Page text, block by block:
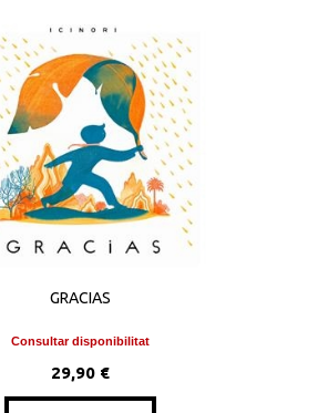
GRACIAS
Consultar disponibilitat
29,90 €